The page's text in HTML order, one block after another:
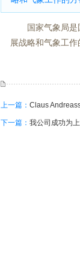
国家气象局
展战略和气象工
上一篇： Claus
下一篇： 我公司成功为